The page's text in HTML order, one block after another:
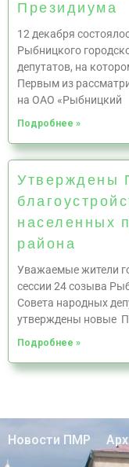
Президиума
12 декабря
Рыбницкого
депутатов, на
Первым из
на ОАО «Рыбницкий
Подробнее »
Утверждены
населенных
района
Уважаемые жители
сессии 24 созыва
Совета народных
утверждены новые
Подробнее »
Новости ПМР